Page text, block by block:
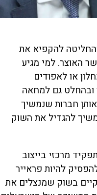
להקפיא את
האוצר. למי מגיע
או לאפודים
ובהחלט גם למחאה
חברות שנמשיך
להגדיל את השוק
מרכזי בייצוב
להיות פראייר
בשוק שמנצלים את